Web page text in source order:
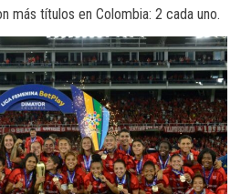
más títulos en Colombia: 2 cada uno.